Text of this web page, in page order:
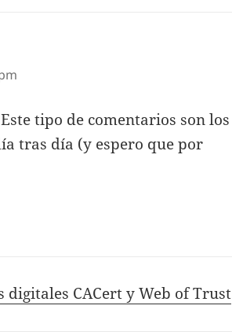
tipo de comentarios son los
tras día (y espero que por
CACert y Web of Trust